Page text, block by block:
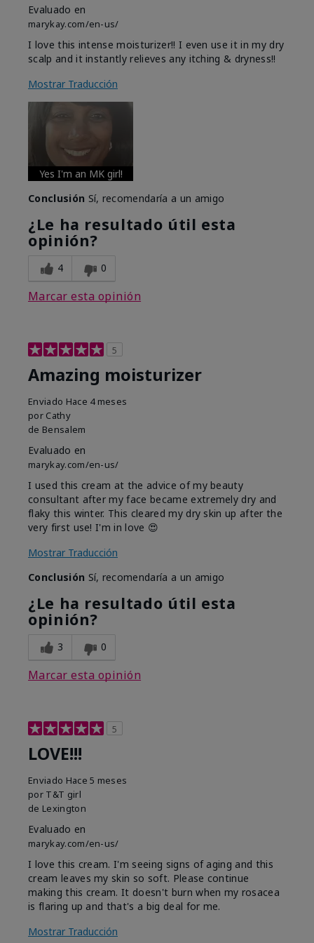
Evaluado en
marykay.com/en-us/
I love this intense moisturizer!! I even use it in my dry
scalp and it instantly relieves any itching & dryness!!
Mostrar Traducción
Yes I'm an MK girl!
Conclusión Sí, recomendaría a un amigo
¿Le ha resultado útil esta
opinión?
4 0
Marcar esta opinión
5
Amazing moisturizer
Enviado Hace 4 meses
por Cathy
de Bensalem
Evaluado en
marykay.com/en-us/
I used this cream at the advice of my beauty
consultant after my face became extremely dry and
flaky this winter. This cleared my dry skin up after the
very first use! I'm in love 😍
Mostrar Traducción
Conclusión Sí, recomendaría a un amigo
¿Le ha resultado útil esta
opinión?
3 0
Marcar esta opinión
5
LOVE!!!
Enviado Hace 5 meses
por T&T girl
de Lexington
Evaluado en
marykay.com/en-us/
I love this cream. I'm seeing signs of aging and this
cream leaves my skin so soft. Please continue
making this cream. It doesn't burn when my rosacea
is flaring up and that's a big deal for me.
Mostrar Traducción